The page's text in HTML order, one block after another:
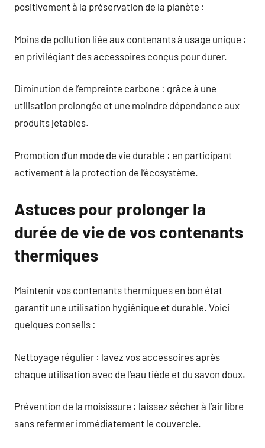
positivement à la préservation de la planète :
Moins de pollution liée aux contenants à usage unique :
en privilégiant des accessoires conçus pour durer.
Diminution de l’empreinte carbone : grâce à une
utilisation prolongée et une moindre dépendance aux
produits jetables.
Promotion d’un mode de vie durable : en participant
activement à la protection de l’écosystème.
Astuces pour prolonger la
durée de vie de vos contenants
thermiques
Maintenir vos contenants thermiques en bon état
garantit une utilisation hygiénique et durable. Voici
quelques conseils :
Nettoyage régulier : lavez vos accessoires après
chaque utilisation avec de l’eau tiède et du savon doux.
Prévention de la moisissure : laissez sécher à l’air libre
sans refermer immédiatement le couvercle.